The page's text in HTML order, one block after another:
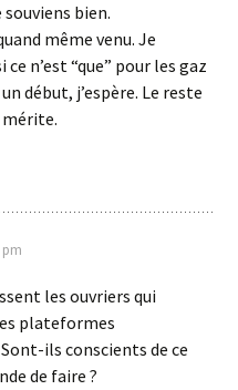
bien.
même venu. Je
ce n’est “que” pour les gaz
début, j’espère. Le reste
pm
les ouvriers qui
plateformes
ils conscients de ce
de faire ?